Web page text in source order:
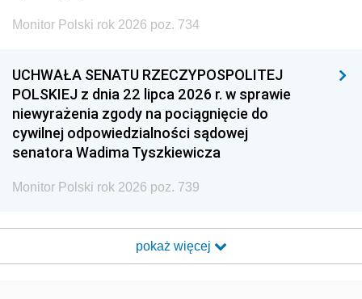
Monitor Polski rok 2026 poz. 734
UCHWAŁA SENATU RZECZYPOSPOLITEJ
POLSKIEJ z dnia 22 lipca 2026 r. w sprawie
niewyrażenia zgody na pociągnięcie do
cywilnej odpowiedzialności sądowej
senatora Wadima Tyszkiewicza
Monitor Polski rok 2026 poz. 739
pokaż więcej